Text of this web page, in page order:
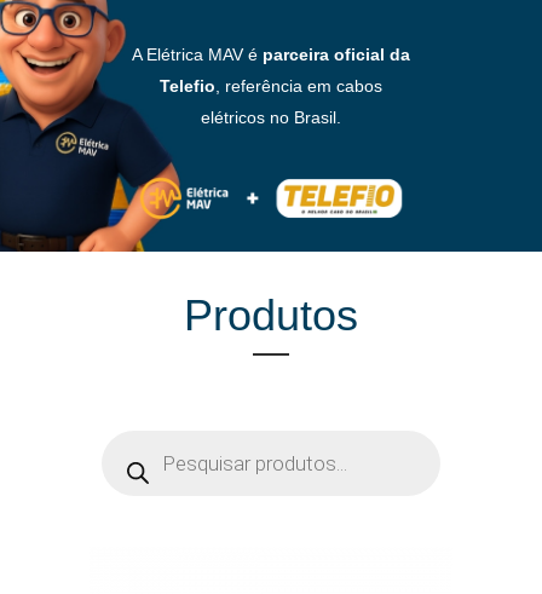
A Elétrica MAV é parceira oficial da
Telefio , referência em cabos
elétricos no Brasil.
Produtos
produtos